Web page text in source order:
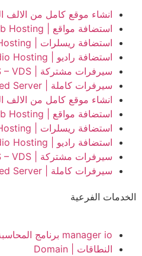
انشاء موقع كامل من الالف
استضافة مواقع | Web Hosting
استضافة ريسلرات | Reseller Hosting
استضافة راديو | Radio Hosting
سيرفرات مشتركة | VPS – VDS
سيرفرات كاملة | Dedicated Server
انشاء موقع كامل من الالف
استضافة مواقع | Web Hosting
استضافة ريسلرات | Reseller Hosting
استضافة راديو | Radio Hosting
سيرفرات مشتركة | VPS – VDS
سيرفرات كاملة | Dedicated Server
الخدمات الفرعية
manager io برنامج المحاسبة المجاني
النطاقات | Domain